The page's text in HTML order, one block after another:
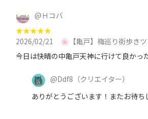
@ Ｈコバ
★★★★★
2026/02/21
🌸【亀戸】梅巡り街歩きツアー🌸国際交
今日は快晴の中亀戸天神に行けて良かっ
@Ddf8 （クリエイター）
ありがとうございます！またお待ち